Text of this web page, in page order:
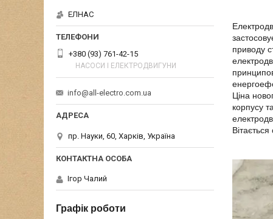
приводу
Ціна
корпусу
ЕЛНАС
+380 (93) 761-42-15
НАСОСИ І ЕЛЕКТРОДВИГУНИ
info@all-electro.com.ua
пр. Науки, 60, Харків, Україна
Ігор Чалий
Графік роботи